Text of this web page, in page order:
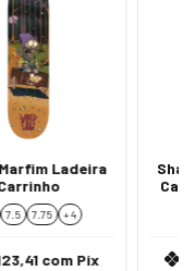
Ladeira
7.5 7.75 + 4
com Pix